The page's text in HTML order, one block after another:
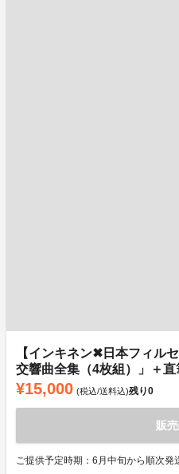
【インキネン✖日本フィル
交響曲全集（4枚組）」＋
¥15,000 (税込/送料込)残り0
販
ご提供予定時期：6月中旬から順次発